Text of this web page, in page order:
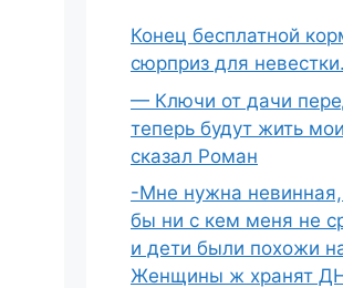
Конец бесплатной
сюрприз для невестки.
— Ключи от дачи
теперь будут жить
сказал Роман
-Мне нужна
бы ни с кем меня не
и дети были похожи
Женщины ж хранят